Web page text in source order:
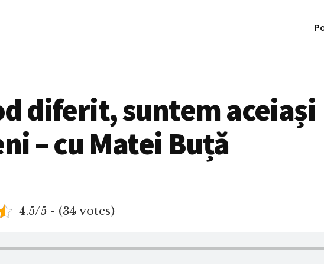
diferit, suntem aceiași
– cu Matei Buță
4.5/5 - (34 votes)